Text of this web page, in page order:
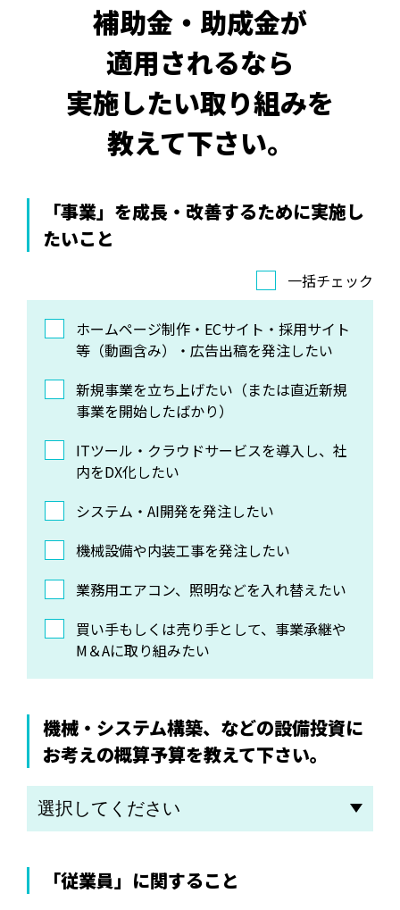
補助金・助成金が
適用されるなら
実施したい取り組みを
教えて下さい。
「事業」を成長・改善するために実施し
たいこと
一括チェック
ホームページ制作・ECサイト・採用サイト
等（動画含み）・広告出稿を発注したい
新規事業を立ち上げたい（または直近新規
事業を開始したばかり）
ITツール・クラウドサービスを導入し、社
内をDX化したい
システム・AI開発を発注したい
機械設備や内装工事を発注したい
業務用エアコン、照明などを入れ替えたい
買い手もしくは売り手として、事業承継や
M＆Aに取り組みたい
機械・システム構築、などの設備投資に
お考えの概算予算を教えて下さい。
「従業員」に関すること